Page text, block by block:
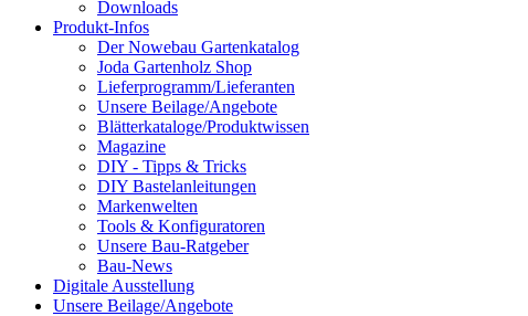
Downloads
Produkt-Infos
Der Nowebau Gartenkatalog
Joda Gartenholz Shop
Lieferprogramm/Lieferanten
Unsere Beilage/Angebote
Blätterkataloge/Produktwissen
Magazine
DIY - Tipps & Tricks
DIY Bastelanleitungen
Markenwelten
Tools & Konfiguratoren
Unsere Bau-Ratgeber
Bau-News
Digitale Ausstellung
Unsere Beilage/Angebote